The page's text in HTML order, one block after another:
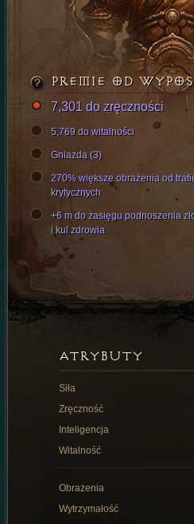
PREMIE OD
7,301 do zręczności
5,769 do witalności
Gniazda (3)
270% większe obrażenia od
krytycznych
+6 m do zasięgu podnoszenia
i kul zdrowia
ATRYBUTY
Siła
Zręczność
Inteligencja
Witalność
Obrażenia
Wytrzymałość